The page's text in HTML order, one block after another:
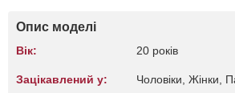
Опис моделі
Вік: 20 років
Зацікавлений у: Чоловіки, Жiнки,